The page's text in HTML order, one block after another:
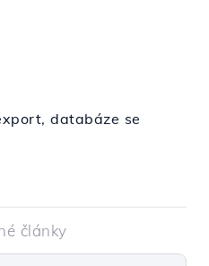
, databáze se
články